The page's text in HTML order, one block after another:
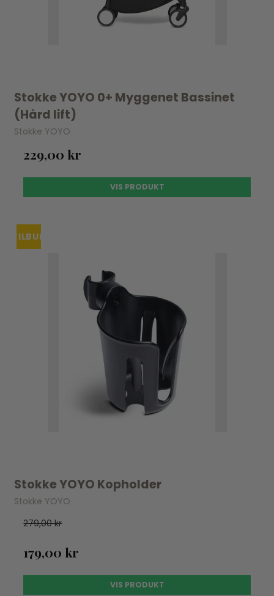
Stokke YOYO 0+ Myggenet Bassinet
(Hård lift)
Stokke YOYO
229,00 kr
VIS PRODUKT
TILBUD
Stokke YOYO Kopholder
Stokke YOYO
279,00 kr
179,00 kr
VIS PRODUKT